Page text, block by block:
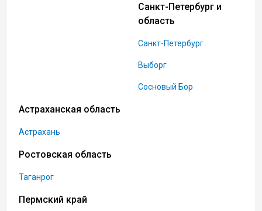
Санкт-Петербург и
область
Санкт-Петербург
Выборг
Сосновый Бор
Астраханская область
Астрахань
Ростовская область
Таганрог
Пермский край